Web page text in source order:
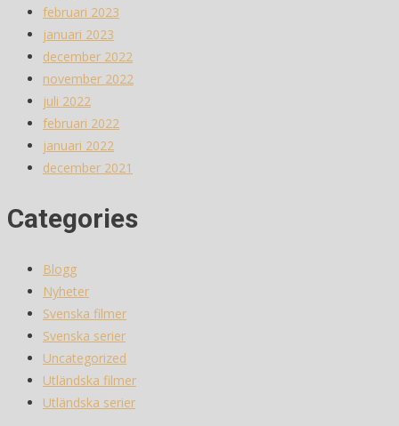
februari 2023
januari 2023
december 2022
november 2022
juli 2022
februari 2022
januari 2022
december 2021
Categories
Blogg
Nyheter
Svenska filmer
Svenska serier
Uncategorized
Utländska filmer
Utländska serier